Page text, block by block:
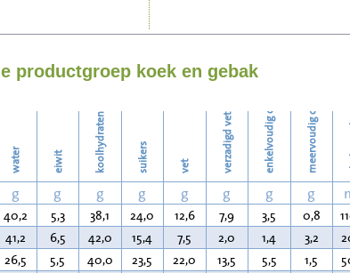
Wassen
productgroep koek en gebak
water eiwit koolhydraten suikers vet verzadigd vet enkelvoudig onverzadigd vet meervoudig onverzadigd vet
g g g g g g g g
40,2 5,3 38,1 24,0 12,6 7,9 3,5 0,8
41,2 6,5 42,0 15,4 7,5 2,0 1,4 3,2
26,5 5,5 40,0 23,5 22,0 13,5 5,5 1,5